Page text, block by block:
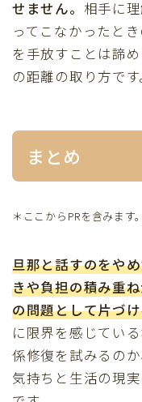
せません。 相手に
ってこなかったと
を手放すことは諦
の距離の取り方です
まとめ
＊ここからPRを含みます。
旦那と話すのをや
きや負担の積み重
の問題として片づ
に限界を感じてい
係修復を試みるの
気持ちと生活の現